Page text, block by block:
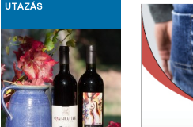
UTAZÁS